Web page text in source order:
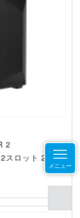
メニュー
2
スロット 2ベイ